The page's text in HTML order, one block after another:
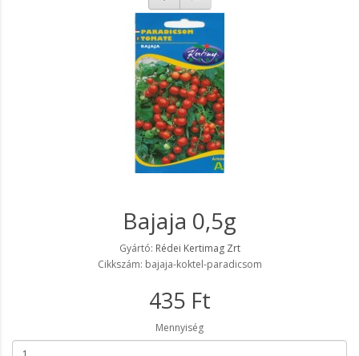
Bajaja 0,5g
Gyártó: Rédei Kertimag Zrt
Cikkszám: bajaja-koktel-paradicsom
435 Ft
Mennyiség